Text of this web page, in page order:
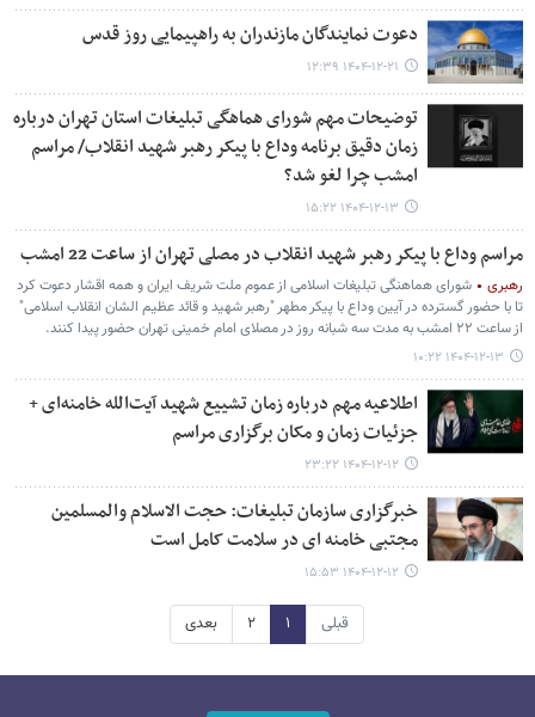
دعوت نمایندگان مازندران به راهپیمایی روز قدس
۱۴۰۴-۱۲-۲۱ ۱۲:۳۹
توضیحات مهم شورای هماهگی تبلیغات استان تهران درباره
زمان دقیق برنامه وداع با پیکر رهبر شهید انقلاب/ مراسم
امشب چرا لغو شد؟
۱۴۰۴-۱۲-۱۳ ۱۵:۲۲
مراسم وداع با پیکر رهبر شهید انقلاب در مصلی تهران از ساعت 22 امشب
رهبری
شورای هماهنگی تبلیغات اسلامی از عموم ملت شریف ایران و همه اقشار دعوت کرد
تا با حضور گسترده در آیین وداع با پیکر مطهر "رهبر شهید و قائد عظیم الشان انقلاب اسلامی"
از ساعت ۲۲ امشب به مدت سه شبانه روز در مصلای امام خمینی تهران حضور پیدا کنند.
۱۴۰۴-۱۲-۱۳ ۱۰:۲۲
اطلاعیه مهم درباره زمان تشییع شهید آیت‌الله خامنه‌ای +
جزئیات زمان و مکان برگزاری مراسم
۱۴۰۴-۱۲-۱۲ ۲۳:۲۲
خبرگزاری سازمان تبلیغات: حجت الاسلام والمسلمین
مجتبی خامنه ای در سلامت کامل است
۱۴۰۴-۱۲-۱۲ ۱۵:۵۳
قبلی ۱ ۲ بعدی